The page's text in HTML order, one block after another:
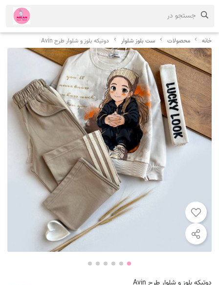
خانه محصولات ست بلوز شلوار دوتیکه بلوز و شلوار طرح Avin
جستجو در